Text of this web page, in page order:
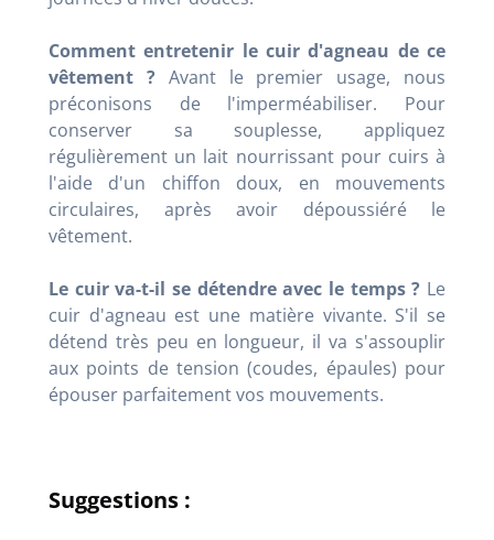
Comment entretenir le cuir d'agneau de ce
vêtement ?Avant le premier usage, nous
préconisons de l'imperméabiliser. Pour
conserver sa souplesse, appliquez
régulièrement un lait nourrissant pour cuirs à
l'aide d'un chiffon doux, en mouvements
circulaires, après avoir dépoussiéré le
vêtement.
Le cuir va-t-il se détendre avec le temps ? Le
cuir d'agneau est une matière vivante. S'il se
détend très peu en longueur, il va s'assouplir
aux points de tension (coudes, épaules) pour
épouser parfaitement vos mouvements.
Suggestions :